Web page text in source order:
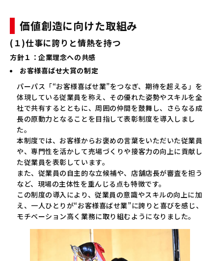
価値創造に向けた取組み
(１)仕事に誇りと情熱を持つ
方針１：企業理念への共感
お客様喜ばせ大賞の制定
パーパス「“お客様喜ばせ業”をつなぎ、期待を超える」を
体現している従業員を称え、その優れた姿勢やスキルを全
社で共有するとともに、周囲の仲間を鼓舞し、さらなる成
長の原動力となることを目指して表彰制度を導入しまし
た。
本制度では、お客様からお褒めの言葉をいただいた従業員
や、専門性を活かして売場づくりや接客力の向上に貢献し
た従業員を表彰しています。
また、従業員の自主的な立候補や、店舗店長が審査を担う
など、現場の主体性を重んじる点も特徴です。
この制度の導入により、従業員の意識やスキルの向上に加
え、一人ひとりが“お客様喜ばせ業”に誇りと喜びを感じ、
モチベーション高く業務に取り組むようになりました。